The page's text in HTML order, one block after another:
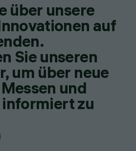
über unsere
auf
Sie unseren
um über neue
und
zu